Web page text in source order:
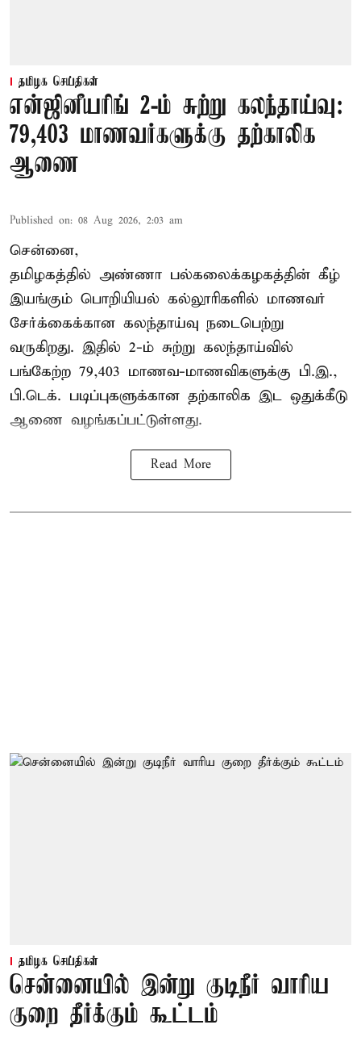
தமிழக செய்திகள்
என்ஜினீயரிங் 2-ம் சுற்று கலந்தாய்வு:
79,403 மாணவர்களுக்கு தற்காலிக
ஆணை
Published on: 08 Aug 2026, 2:03 am
சென்னை,
தமிழகத்தில் அண்ணா பல்கலைக்கழகத்தின் கீழ்
இயங்கும் பொறியியல் கல்லூரிகளில் மாணவர்
சேர்க்கைக்கான கலந்தாய்வு நடைபெற்று
வருகிறது. இதில் 2-ம் சுற்று கலந்தாய்வில்
பங்கேற்ற 79,403 மாணவ-மாணவிகளுக்கு பி.இ.,
பி.டெக். படிப்புகளுக்கான தற்காலிக இட ஒதுக்கீடு
ஆணை வழங்கப்பட்டுள்ளது.
Read More
தமிழக செய்திகள்
சென்னையில் இன்று குடிநீர் வாரிய
குறை தீர்க்கும் கூட்டம்